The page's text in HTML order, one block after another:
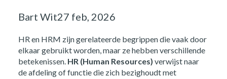
Posted
Bart Wit27 feb, 2026
HR en HRM zijn gerelateerde begrippen die vaak door
elkaar gebruikt worden, maar ze hebben verschillende
betekenissen. HR (Human Resources) verwijst naar
de afdeling of functie die zich bezighoudt met